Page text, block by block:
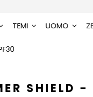
TEMI UOMO
SHIELD -